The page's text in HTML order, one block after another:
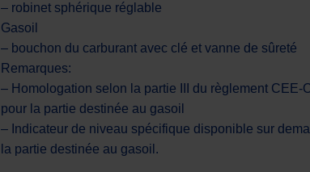
– robinet sphérique réglable
Gasoil
– bouchon du carburant avec clé et vanne de sûreté
Remarques:
– Homologation selon la partie III du règlement CEE-
pour la partie destinée au gasoil
– Indicateur de niveau spécifique disponible sur
la partie destinée au gasoil.